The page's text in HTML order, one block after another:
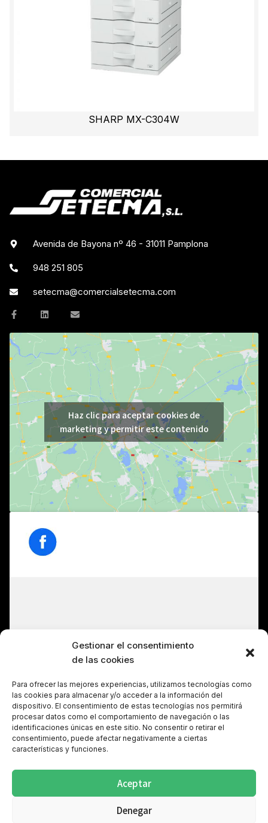
Gestionar el consentimiento
de las cookies
Para ofrecer las mejores experiencias, utilizamos tecnologías como
las cookies para almacenar y/o acceder a la información del
dispositivo. El consentimiento de estas tecnologías nos permitirá
procesar datos como el comportamiento de navegación o las
identificaciones únicas en este sitio. No consentir o retirar el
consentimiento, puede afectar negativamente a ciertas
características y funciones.
Aceptar
Denegar
SHARP MX-C304W
Avenida de Bayona nº 46 - 31011 Pamplona
948 251 805
setecma@comercialsetecma.com
Haz clic para aceptar cookies de
marketing y permitir este contenido
Haz clic para aceptar cookies de